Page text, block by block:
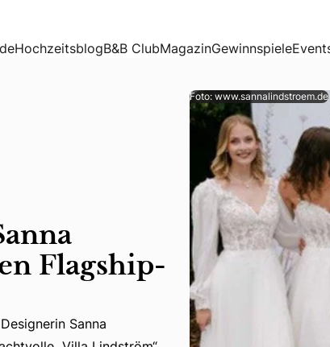
Store
HochzeitsblogB&B ClubMagazinGewinnspiele
Flagship-
Sanna Lindström ein weiteres Stück
Sanna
Foto: www.sannalindstroem.de